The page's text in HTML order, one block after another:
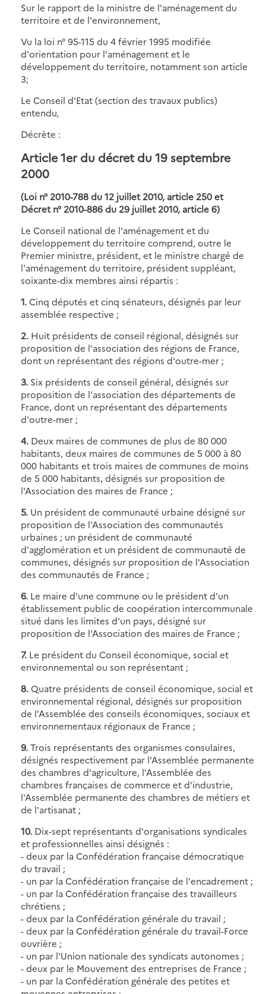
Sur le rapport de la ministre de l'aménagement du
territoire et de l'environnement,
Vu la loi n° 95-115 du 4 février 1995 modifiée
d'orientation pour l'aménagement et le
développement du territoire, notamment son article
3;
Le Conseil d'Etat (section des travaux publics)
entendu,
Décrète :
Article 1er du décret du 19 septembre
2000
(Loi n° 2010-788 du 12 juillet 2010, article 250 et
Décret n° 2010-886 du 29 juillet 2010, article 6)
Le Conseil national de l'aménagement et du
développement du territoire comprend, outre le
Premier ministre, président, et le ministre chargé de
l'aménagement du territoire, président suppléant,
soixante-dix membres ainsi répartis :
1.Cinq députés et cinq sénateurs, désignés par leur
assemblée respective ;
2. Huit présidents de conseil régional, désignés sur
proposition de l'association des régions de France,
dont un représentant des régions d'outre-mer ;
3. Six présidents de conseil général, désignés sur
proposition de l'association des départements de
France, dont un représentant des départements
d'outre-mer ;
4. Deux maires de communes de plus de 80 000
habitants, deux maires de communes de 5 000 à 80
000 habitants et trois maires de communes de moins
de 5 000 habitants, désignés sur proposition de
l'Association des maires de France ;
5. Un président de communauté urbaine désigné sur
proposition de l'Association des communautés
urbaines ; un président de communauté
d'agglomération et un président de communauté de
communes, désignés sur proposition de l'Association
des communautés de France ;
6. Le maire d'une commune ou le président d'un
établissement public de coopération intercommunale
situé dans les limites d'un pays, désigné sur
proposition de l'Association des maires de France ;
7. Le président du Conseil économique, social et
environnemental ou son représentant ;
8.Quatre présidents de conseil économique, social et
environnemental régional, désignés sur proposition
de l'Assemblée des conseils économiques, sociaux et
environnementaux régionaux de France ;
9.Trois représentants des organismes consulaires,
désignés respectivement par l'Assemblée permanente
des chambres d'agriculture, l'Assemblée des
chambres françaises de commerce et d'industrie,
l'Assemblée permanente des chambres de métiers et
de l'artisanat ;
10. Dix-sept représentants d'organisations syndicales
et professionnelles ainsi désignés :
- deux par la Confédération française démocratique
du travail ;
- un par la Confédération française de l'encadrement ;
- un par la Confédération française des travailleurs
chrétiens ;
- deux par la Confédération générale du travail ;
- deux par la Confédération générale du travail-Force
ouvrière ;
- un par l'Union nationale des syndicats autonomes ;
- deux par le Mouvement des entreprises de France ;
- un par la Confédération générale des petites et